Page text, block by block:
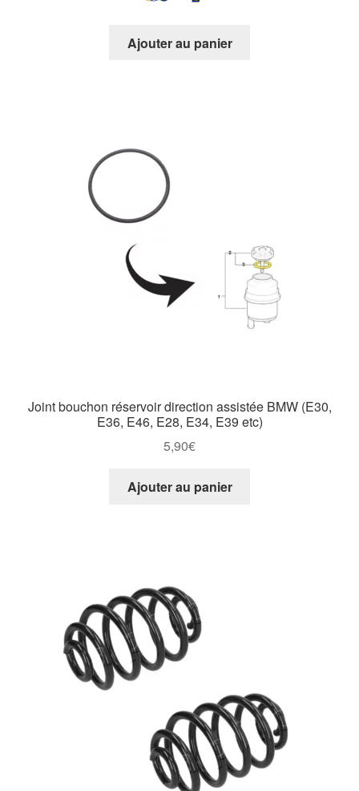
Ajouter au panier
Joint bouchon réservoir direction assistée BMW (E30,
E36, E46, E28, E34, E39 etc)
5,90€
Ajouter au panier